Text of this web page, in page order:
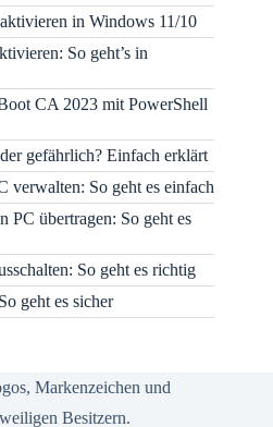
in Windows 11/10
So geht’s in
CA 2023 mit PowerShell
gefährlich? Einfach erklärt
verwalten: So geht es einfach
PC übertragen: So geht es
So geht es richtig
geht es sicher
Markenzeichen und
Besitzern.